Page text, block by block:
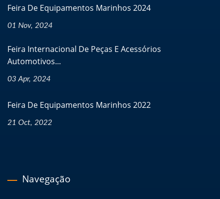
Feira De Equipamentos Marinhos 2024
01 Nov, 2024
Feira Internacional De Peças E Acessórios
Automotivos...
03 Apr, 2024
Feira De Equipamentos Marinhos 2022
21 Oct, 2022
Navegação